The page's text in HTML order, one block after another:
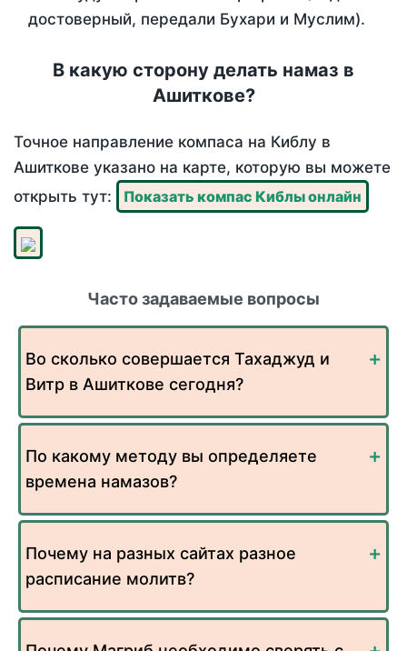
достоверный, передали Бухари и Муслим).
В какую сторону делать намаз в
Ашиткове?
Точное направление компаса на Киблу в
Ашиткове указано на карте, которую вы можете
открыть тут:
Показать компас Киблы онлайн
Часто задаваемые вопросы
Во сколько совершается Тахаджуд и
Витр в Ашиткове сегодня?
По какому методу вы определяете
времена намазов?
Почему на разных сайтах разное
расписание молитв?